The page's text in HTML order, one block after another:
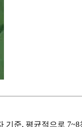
준, 평균적으로